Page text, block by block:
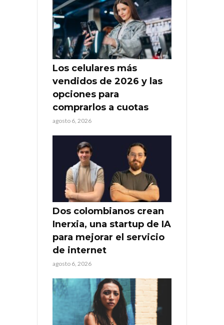
Los celulares más
vendidos de 2026 y las
opciones para
comprarlos a cuotas
agosto 6, 2026
Dos colombianos crean
Inerxia, una startup de IA
para mejorar el servicio
de internet
agosto 6, 2026